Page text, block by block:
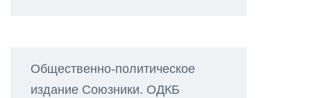
Общественно-политическое
издание Союзники. ОДКБ